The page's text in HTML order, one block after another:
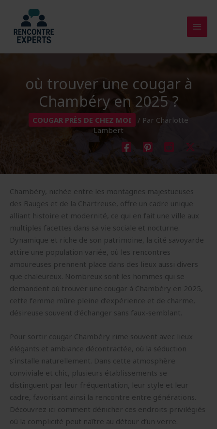
contenu
où trouver une cougar à
Chambéry en 2025 ?
COUGAR PRÈS DE CHEZ MOI / Par Charlotte
Lambert
Chambéry, nichée entre les montagnes majestueuses
des Bauges et de la Chartreuse, offre un cadre unique
alliant histoire et modernité, ce qui en fait une ville aux
multiples facettes dans sa vie sociale et nocturne.
Dynamique et riche de son patrimoine, la cité savoyarde
attire une population variée, où les rencontres
amoureuses prennent place dans des lieux aussi divers
que chaleureux. Nombreux sont les hommes qui se
demandent où trouver une cougar à Chambéry en 2025,
cette femme mûre pleine d’expérience et de charme,
désireuse souvent d’échanger sans faux-semblant.
Pour sortir cougar Chambéry rime souvent avec lieux
élégants et ambiance décontractée, où la séduction
s’installe naturellement. Dans cette atmosphère
conviviale et chic, plusieurs établissements se
distinguent par leur fréquentation, leur style et leur
cadre, favorisant ainsi la rencontre entre générations.
Découvrez ici comment dénicher ces endroits privilégiés
où la complicité peut naître au détour d’un verre.